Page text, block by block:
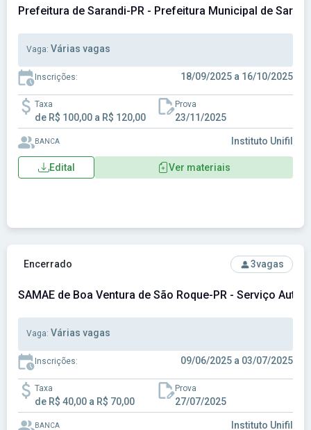
Prefeitura de Sarandi-PR - Prefeitura Municipal de
Vaga: Várias vagas
Inscrições: 18/09/2025 a 16/10/2025
Taxa
de R$ 100,00 a R$ 120,00
Prova
23/11/2025
BANCA Instituto Unifil
Edital Ver materiais
Ver concurso: SAMAE de Boa Ventura de São Roque-PR -
Encerrado 3vagas
SAMAE de Boa Ventura de São Roque-PR - Serviço
Vaga: Várias vagas
Inscrições: 09/06/2025 a 03/07/2025
Taxa
de R$ 40,00 a R$ 70,00
Prova
27/07/2025
BANCA Instituto Unifil